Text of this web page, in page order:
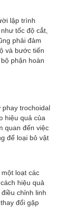
lập trình
tốc độ cắt,
phải đảm
và bước tiến
phận hoàn
trochoidal
hiệu quả của
quan đến việc
để loại bỏ vật
loạt các
hiệu quả
chỉnh linh
đổi gặp